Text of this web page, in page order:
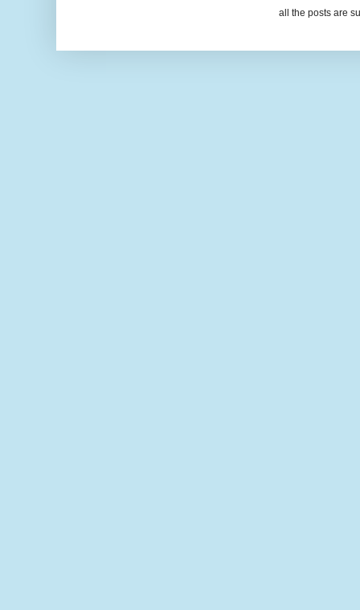
all the posts are